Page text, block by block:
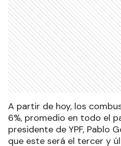
A partir de hoy, los
6%, promedio en todo el
presidente de YPF, Pablo
que este será el tercer y